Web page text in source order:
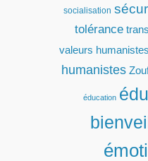
socialisation
tolérance
valeurs humanistes
humanistes
éducation